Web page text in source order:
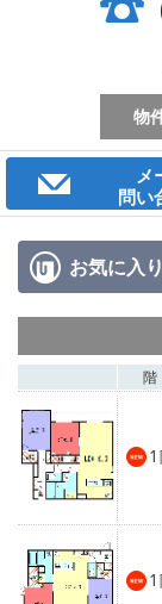
物
メ
問い
お気に入り
階
1
1